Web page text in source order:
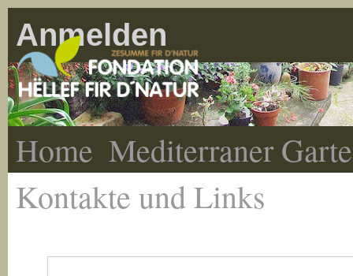
Anmelden
Home Mediterraner
Kontakte und Links